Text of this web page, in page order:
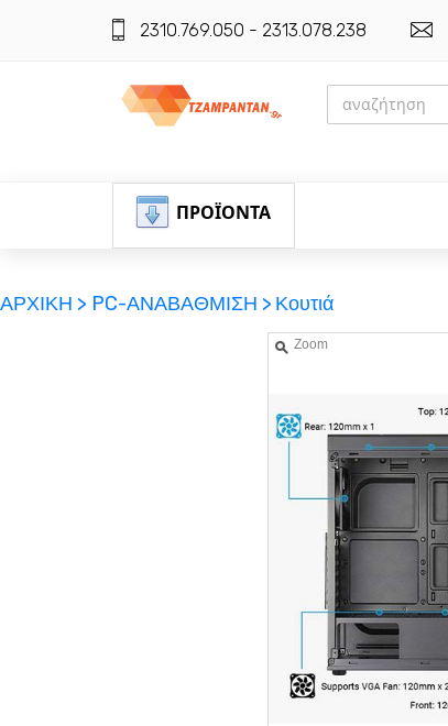
2310.769.050 - 2313.078.238
ΠΡΟΪΟΝΤΑ
ΑΡΧΙΚΗ > PC-ΑΝΑΒΑΘΜΙΣΗ > Κουτιά
Zoom